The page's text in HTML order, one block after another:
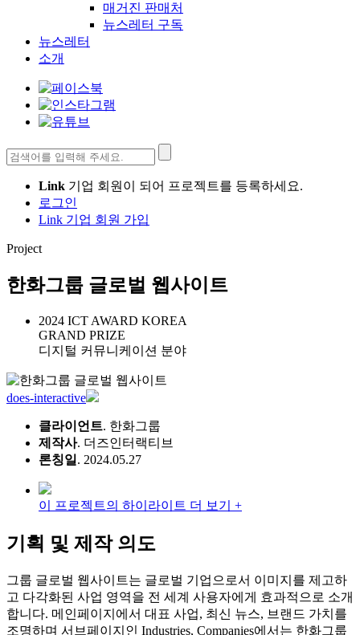
매거진 판매처
뉴스레터 구독
뉴스레터
소개
검
색:
Link 기업 회원이 되어 프로젝트를 등록하세요.
로그인
Link 기업 회원 가입
Project
한화그룹 글로벌 웹사이트
2024 ICT AWARD KOREA
GRAND PRIZE
디지털 커뮤니케이션 분야
does-interactive
클라이언트. 한화그룹
제작사. 더즈인터랙티브
론칭일 . 2024.05.27
이 프로젝트의 하이라이트 더 보기 +
기획 및 제작 의도
그룹 글로벌 웹사이트는 글로벌 기업으로서 이미지를 제고하
고 다각화된 사업 영역을 전 세계 사용자에게 효과적으로 소개
합니다. 메인페이지에서 대표 사업, 최신 뉴스, 브랜드 가치를
조명하며 서브페이지인 Industries, Companies에서는 한화그룹